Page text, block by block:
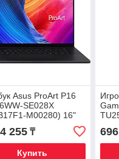
Asus ProArt P16
SE028X
M00280) 16"
4K OLED 120Hz /
AI 9 HX 370 / 32GB /
/ RTX 5080 1
255₸
Купить